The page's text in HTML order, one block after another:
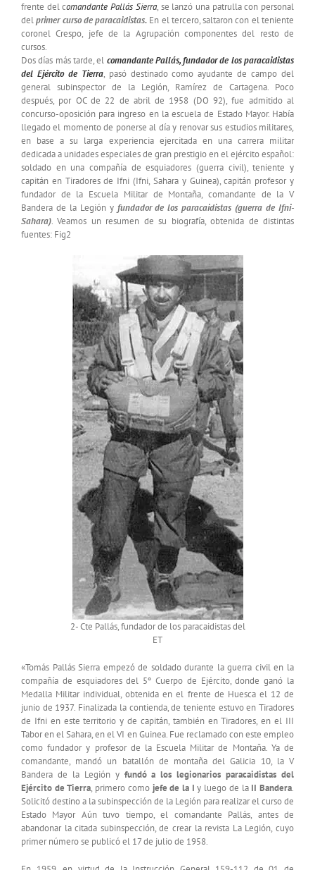
frente del comandante Pallás Sierra, se lanzó una patrulla con personal
delprimer curso de paracaidistas. En el tercero, saltaron con el teniente
coronel Crespo, jefe de la Agrupación componentes del resto de
cursos.
Dos días más tarde, el comandante Pallás, fundador de los paracaidistas
del Ejército de Tierra, pasó destinado como ayudante de campo del
general subinspector de la Legión, Ramírez de Cartagena. Poco
después, por OC de 22 de abril de 1958 (DO 92), fue admitido al
concurso-oposición para ingreso en la escuela de Estado Mayor. Había
llegado el momento de ponerse al día y renovar sus estudios militares,
en base a su larga experiencia ejercitada en una carrera militar
dedicada a unidades especiales de gran prestigio en el ejército español:
soldado en una compañía de esquiadores (guerra civil), teniente y
capitán en Tiradores de Ifni (Ifni, Sahara y Guinea), capitán profesor y
fundador de la Escuela Militar de Montaña, comandante de la V
Bandera de la Legión y fundador de los paracaidistas (guerra de Ifni-
Sahara). Veamos un resumen de su biografía, obtenida de distintas
fuentes: Fig2
2- Cte Pallás, fundador de los paracaidistas del
ET
«Tomás Pallás Sierra empezó de soldado durante la guerra civil en la
compañía de esquiadores del 5º Cuerpo de Ejército, donde ganó la
Medalla Militar individual, obtenida en el frente de Huesca el 12 de
junio de 1937. Finalizada la contienda, de teniente estuvo en Tiradores
de Ifni en este territorio y de capitán, también en Tiradores, en el III
Tabor en el Sahara, en el VI en Guinea. Fue reclamado con este empleo
como fundador y profesor de la Escuela Militar de Montaña. Ya de
comandante, mandó un batallón de montaña del Galicia 10, la V
Bandera de la Legión y fundó a los legionarios paracaidistas del
Ejército de Tierra, primero como jefe de la I y luego de la II Bandera.
Solicitó destino a la subinspección de la Legión para realizar el curso de
Estado Mayor Aún tuvo tiempo, el comandante Pallás, antes de
abandonar la citada subinspección, de crear la revista La Legión, cuyo
primer número se publicó el 17 de julio de 1958.